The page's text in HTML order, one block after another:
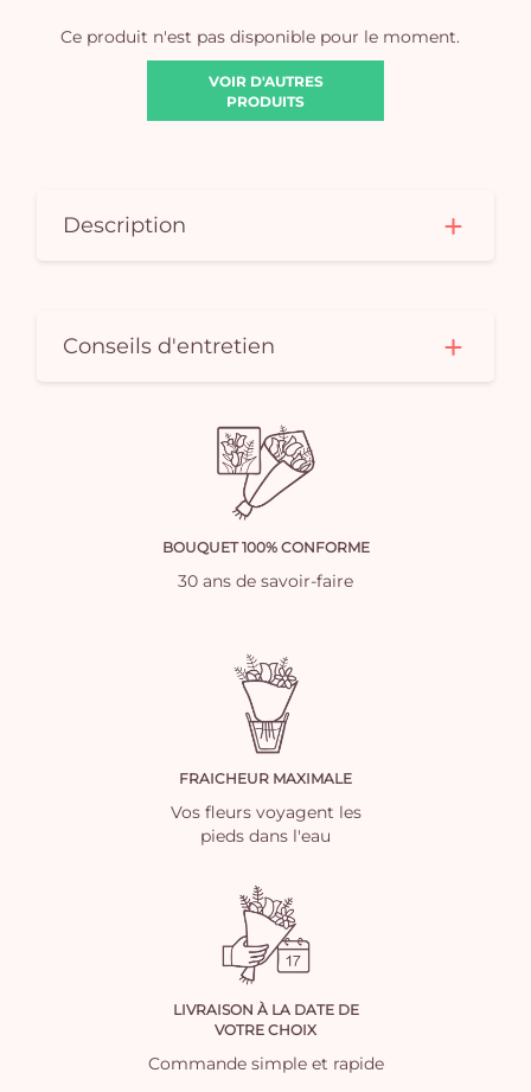
Ce produit n'est pas disponible pour le moment.
VOIR D'AUTRES
PRODUITS
Description
Conseils d'entretien
BOUQUET 100% CONFORME
30 ans de savoir-faire
FRAICHEUR MAXIMALE
Vos fleurs voyagent les
pieds dans l'eau
LIVRAISON À LA DATE DE
VOTRE CHOIX
Commande simple et rapide